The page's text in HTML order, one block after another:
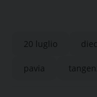
20 luglio
pavia